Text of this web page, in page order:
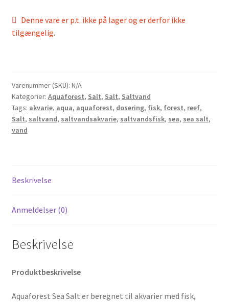
Denne vare er p.t. ikke på lager og er derfor ikke
tilgængelig.
Varenummer (SKU): N/A
Kategorier: Aquaforest, Salt, Salt, Saltvand
Tags: akvarie, aqua, aquaforest, dosering, fisk, forest, reef,
Salt, saltvand, saltvandsakvarie, saltvandsfisk, sea, sea salt,
vand
Beskrivelse
Anmeldelser (0)
Beskrivelse
Produktbeskrivelse
Aquaforest Sea Salt er beregnet til akvarier med fisk,